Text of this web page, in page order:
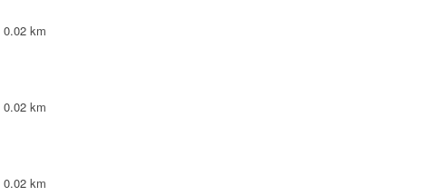
0.02 km
0.02 km
0.02 km